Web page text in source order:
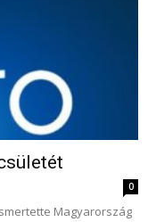
0
Magyarország